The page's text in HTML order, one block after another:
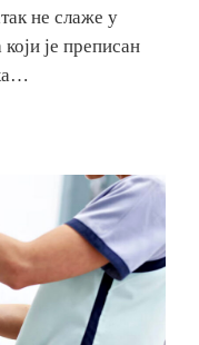
не слаже у
је преписан